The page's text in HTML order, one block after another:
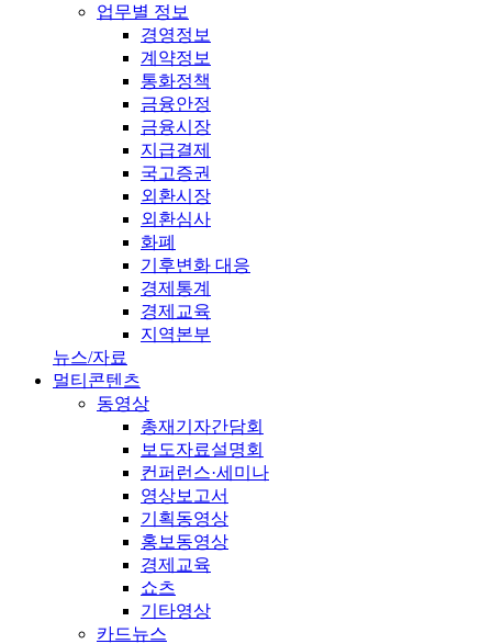
업무별 정보
경영정보
계약정보
통화정책
금융안정
금융시장
지급결제
국고증권
외환시장
외환심사
화폐
기후변화 대응
경제통계
경제교육
지역본부
뉴스/자료
멀티콘텐츠
동영상
총재기자간담회
보도자료설명회
컨퍼런스·세미나
영상보고서
기획동영상
홍보동영상
경제교육
쇼츠
기타영상
카드뉴스